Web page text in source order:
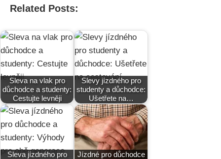
Related Posts:
Sleva na vlak pro
důchodce a studenty:
Cestujte levněji
Slevy jízdného pro
studenty a důchodce:
Ušetřete na…
Sleva jízdného pro
Jízdné pro důchodce